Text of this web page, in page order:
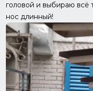
головой и выбираю всё
нос длинный!